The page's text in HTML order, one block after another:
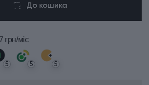
До кошика
грн/міс
5 5 5